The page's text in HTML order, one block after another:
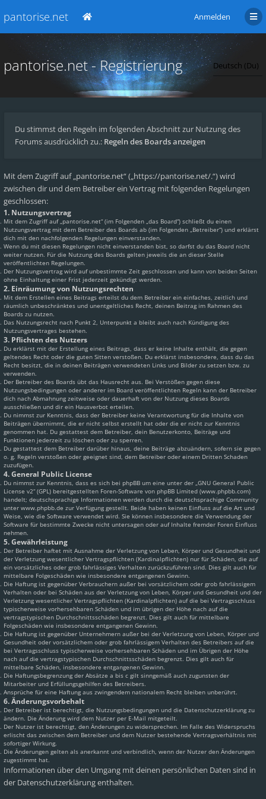
pantorise.net Anmelden
pantorise.net - Registrierung
Du stimmst den Regeln im folgenden Abschnitt zur Nutzung des
Forums ausdrücklich zu.: Regeln des Boards anzeigen
Mit dem Zugriff auf „pantorise.net“ („https://pantorise.net/.“) wird
zwischen dir und dem Betreiber ein Vertrag mit folgenden Regelungen
geschlossen:
1. Nutzungsvertrag
Mit dem Zugriff auf „pantorise.net“ (im Folgenden „das Board“) schließt du einen
Nutzungsvertrag mit dem Betreiber des Boards ab (im Folgenden „Betreiber“) und erklärst
dich mit den nachfolgenden Regelungen einverstanden.
Wenn du mit diesen Regelungen nicht einverstanden bist, so darfst du das Board nicht
weiter nutzen. Für die Nutzung des Boards gelten jeweils die an dieser Stelle
veröffentlichten Regelungen.
Der Nutzungsvertrag wird auf unbestimmte Zeit geschlossen und kann von beiden Seiten
ohne Einhaltung einer Frist jederzeit gekündigt werden.
2. Einräumung von Nutzungsrechten
Mit dem Erstellen eines Beitrags erteilst du dem Betreiber ein einfaches, zeitlich und
räumlich unbeschränktes und unentgeltliches Recht, deinen Beitrag im Rahmen des
Boards zu nutzen.
Das Nutzungsrecht nach Punkt 2, Unterpunkt a bleibt auch nach Kündigung des
Nutzungsvertrages bestehen.
3. Pflichten des Nutzers
Du erklärst mit der Erstellung eines Beitrags, dass er keine Inhalte enthält, die gegen
geltendes Recht oder die guten Sitten verstoßen. Du erklärst insbesondere, dass du das
Recht besitzt, die in deinen Beiträgen verwendeten Links und Bilder zu setzen bzw. zu
verwenden.
Der Betreiber des Boards übt das Hausrecht aus. Bei Verstößen gegen diese
Nutzungsbedingungen oder anderer im Board veröffentlichten Regeln kann der Betreiber
dich nach Abmahnung zeitweise oder dauerhaft von der Nutzung dieses Boards
ausschließen und dir ein Hausverbot erteilen.
Du nimmst zur Kenntnis, dass der Betreiber keine Verantwortung für die Inhalte von
Beiträgen übernimmt, die er nicht selbst erstellt hat oder die er nicht zur Kenntnis
genommen hat. Du gestattest dem Betreiber, dein Benutzerkonto, Beiträge und
Funktionen jederzeit zu löschen oder zu sperren.
Du gestattest dem Betreiber darüber hinaus, deine Beiträge abzuändern, sofern sie gegen
o. g. Regeln verstoßen oder geeignet sind, dem Betreiber oder einem Dritten Schaden
zuzufügen.
4. General Public License
Du nimmst zur Kenntnis, dass es sich bei phpBB um eine unter der „GNU General Public
License v2“ (GPL) bereitgestellten Foren-Software von phpBB Limited (www.phpbb.com)
handelt; deutschsprachige Informationen werden durch die deutschsprachige Community
unter www.phpbb.de zur Verfügung gestellt. Beide haben keinen Einfluss auf die Art und
Weise, wie die Software verwendet wird. Sie können insbesondere die Verwendung der
Software für bestimmte Zwecke nicht untersagen oder auf Inhalte fremder Foren Einfluss
nehmen.
5. Gewährleistung
Der Betreiber haftet mit Ausnahme der Verletzung von Leben, Körper und Gesundheit und
der Verletzung wesentlicher Vertragspflichten (Kardinalpflichten) nur für Schäden, die auf
ein vorsätzliches oder grob fahrlässiges Verhalten zurückzuführen sind. Dies gilt auch für
mittelbare Folgeschäden wie insbesondere entgangenen Gewinn.
Die Haftung ist gegenüber Verbrauchern außer bei vorsätzlichem oder grob fahrlässigem
Verhalten oder bei Schäden aus der Verletzung von Leben, Körper und Gesundheit und der
Verletzung wesentlicher Vertragspflichten (Kardinalpflichten) auf die bei Vertragsschluss
typischerweise vorhersehbaren Schäden und im übrigen der Höhe nach auf die
vertragstypischen Durchschnittsschäden begrenzt. Dies gilt auch für mittelbare
Folgeschäden wie insbesondere entgangenen Gewinn.
Die Haftung ist gegenüber Unternehmern außer bei der Verletzung von Leben, Körper und
Gesundheit oder vorsätzlichem oder grob fahrlässigem Verhalten des Betreibers auf die
bei Vertragsschluss typischerweise vorhersehbaren Schäden und im Übrigen der Höhe
nach auf die vertragstypischen Durchschnittsschäden begrenzt. Dies gilt auch für
mittelbare Schäden, insbesondere entgangenen Gewinn.
Die Haftungsbegrenzung der Absätze a bis c gilt sinngemäß auch zugunsten der
Mitarbeiter und Erfüllungsgehilfen des Betreibers.
Ansprüche für eine Haftung aus zwingendem nationalem Recht bleiben unberührt.
6. Änderungsvorbehalt
Der Betreiber ist berechtigt, die Nutzungsbedingungen und die Datenschutzerklärung zu
ändern. Die Änderung wird dem Nutzer per E-Mail mitgeteilt.
Der Nutzer ist berechtigt, den Änderungen zu widersprechen. Im Falle des Widerspruchs
erlischt das zwischen dem Betreiber und dem Nutzer bestehende Vertragsverhältnis mit
sofortiger Wirkung.
Die Änderungen gelten als anerkannt und verbindlich, wenn der Nutzer den Änderungen
zugestimmt hat.
Informationen über den Umgang mit deinen persönlichen Daten sind in
der Datenschutzerklärung enthalten.